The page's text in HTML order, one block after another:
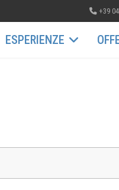
+39
ESPERIENZE